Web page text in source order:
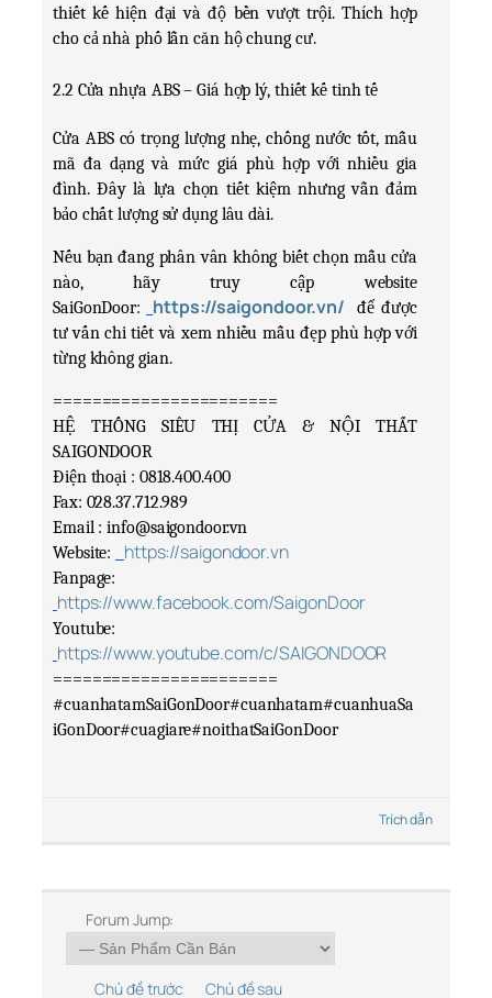
thiết kế hiện đại và độ bền vượt trội. Thích hợp
cho cả nhà phố lẫn căn hộ chung cư.
2.2 Cửa nhựa ABS – Giá hợp lý, thiết kế tinh tế
Cửa ABS có trọng lượng nhẹ, chống nước tốt, mẫu
mã đa dạng và mức giá phù hợp với nhiều gia
đình. Đây là lựa chọn tiết kiệm nhưng vẫn đảm
bảo chất lượng sử dụng lâu dài.
Nếu bạn đang phân vân không biết chọn mẫu cửa
nào, hãy truy cập website
SaiGonDoor:
https://saigondoor.vn/
để được
tư vấn chi tiết và xem nhiều mẫu đẹp phù hợp với
từng không gian.
=======================
HỆ THỐNG SIÊU THỊ CỬA & NỘI THẤT
SAIGONDOOR
Điện thoại : 0818.400.400
Fax: 028.37.712.989
Email : info@saigondoor.vn
Website:
https://saigondoor.vn
https://www.facebook.com/SaigonDoor
https://www.youtube.com/c/SAIGONDOOR
=======================
#cuanhatamSaiGonDoor#cuanhatam#cuanhuaSa
iGonDoor#cuagiare#noithatSaiGonDoor
Trích dẫn
Forum Jump:
Chủ đề trước Chủ đề sau